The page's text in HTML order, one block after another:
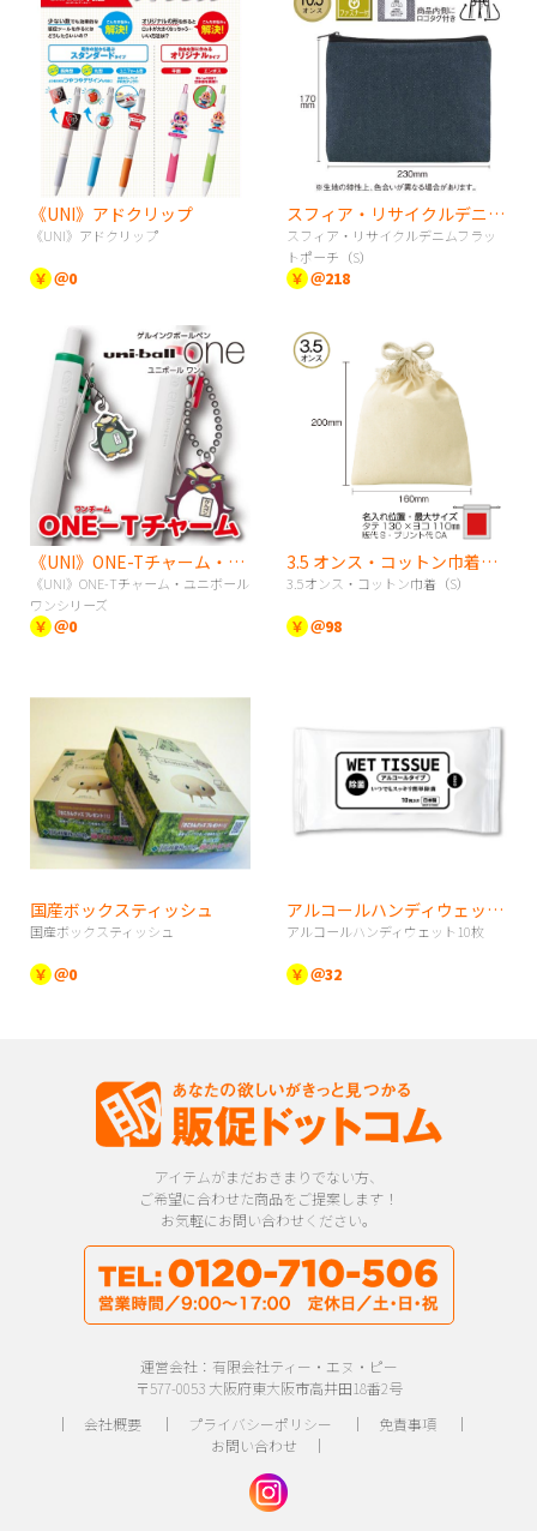
《UNI》アドクリップ
《UNI》アドクリップ
￥ ＠0
スフィア・リサイクルデニムフラットポーチ（S）
スフィア・リサイクルデニムフラッ
トポーチ（S）
￥ ＠218
《UNI》ONE-Tチャーム・ユニボールワンシリーズ
《UNI》ONE-Tチャーム・ユニボール
ワンシリーズ
￥ ＠0
3.5 オンス・コットン巾着（S）
3.5オンス・コットン巾着（S）
￥ ＠98
国産ボックスティッシュ
国産ボックスティッシュ
￥ ＠0
アルコールハンディウェット10枚
アルコールハンディウェット10枚
￥ ＠32
アイテムがまだおきまりでない方、
ご希望に合わせた商品をご提案します！
お気軽にお問い合わせください。
運営会社：有限会社ティー・エヌ・ピー
〒577-0053 大阪府東大阪市高井田18番2号
｜ 会社概要｜ プライバシーポリシー ｜ 免責事項｜
お問い合わせ ｜